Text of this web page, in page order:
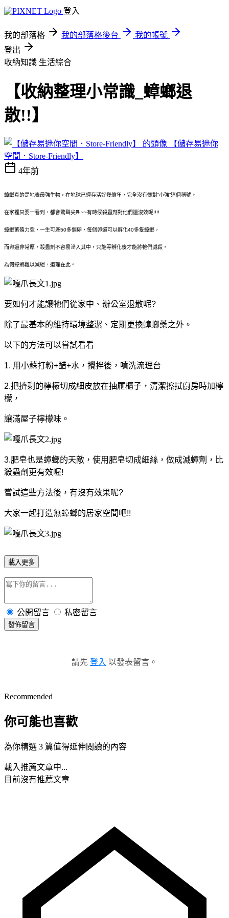
登入
我的部落格 我的部落格後台
我的帳號
登出
收納知識 生活綜合
【收納整理小常識_蟑螂退
散!!】
【儲存易迷你
空間．Store-Friendly】
4年前
蟑螂真的是地表最強生物，在地球已經存活好幾億年，完全沒有愧對“小強“這個稱號。
在家裡只要一看到，都會驚聲尖叫~~有時候殺蟲劑對他們還沒效呢!!!!
蟑螂繁殖力強，一生可產50多個卵，每個卵還可以孵化40多隻蟑螂，
而卵還非常厚，殺蟲劑不容易滲入其中，只能等孵化後才能將牠們滅殺，
為何蟑螂難以滅絕，道理在此。
要如何才能讓牠們從家中、辦公室退散呢?
除了最基本的維持環境整潔、定期更換蟑螂藥之外。
以下的方法可以嘗試看看
1. 用小蘇打粉+醋+水，攪拌後，噴洗流理台
2.把擠剩的檸檬切成細皮放在抽屜櫃子，清潔擦拭廚房時加檸
檬，
讓滿屋子檸檬味。
3.肥皂也是蟑螂的天敵，使用肥皂切成細絲，做成滅蟑劑，比
殺蟲劑更有效喔!
嘗試這些方法後，有沒有效果呢?
大家一起打造無蟑螂的居家空間吧!!
載入更多
公開留言 私密留言
發佈留言
請先 登入 以發表留言。
Recommended
你可能也喜歡
為你精選 3 篇值得延伸閱讀的內容
載入推薦文章中...
目前沒有推薦文章